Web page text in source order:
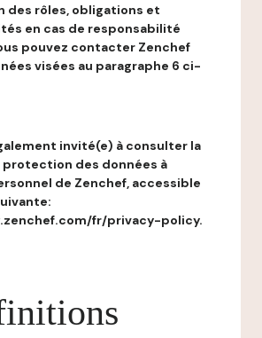
des rôles, obligations et
en cas de responsabilité
pouvez contacter Zenchef
visées au paragraphe 6 ci-
invité(e) à consulter la
des données à
de Zenchef, accessible
fr/privacy-policy.